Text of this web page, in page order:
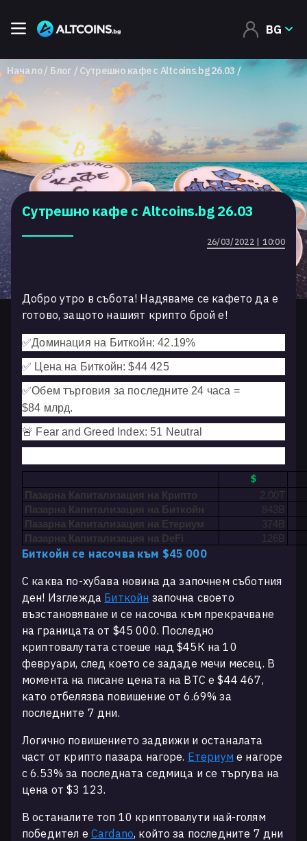
BG
Начало Блог Сутрешно кафе с Altcoins.bg 26.03
Сутрешно кафе с Altcoins.bg 26.03
26/03/2022 | 10:00
Добро утро в събота! Надяваме се кафето да е
готово, защото нашият крипто брой е!
✅Доминация на Биткойн: 42.19%
✅ Цена на Биткойн: $44 425
✅Обем търговия за последните 24 часа =
$84 млрд.
🚨 Fear and Greed Index: 51 Neutral
$
Пазарна Капитализация на Крипто
2.00T
Пазарна Капитализация на Биткойн
843B
Пазарна Капитализация на Етериум
374B
Пазарна Капитализация на DeFi
126B
Биткойн се насочва към $45 000
С каква по-хубава новина да започнем съботния
ден! Изглежда Биткойн започна своето
възстановяване и се насочва към прекрачване
на границата от $45 000. Последно
криптовалутата стоеше над $45К на 10
февруари, след което се зададе мечи месец. В
момента на писане цената на BTC е $44 467,
като отбелязва повишение от 6.69% за
последните 7 дни.
Логично повишението задвижи и останалата
част от крипто пазара нагоре. Етериум е нагоре
с 6.53% за последната седмица и се търгува на
цена от $3 123.
В останалите топ 10 криптовалути най-голям
победител е Cardano, който за последните 7 дни